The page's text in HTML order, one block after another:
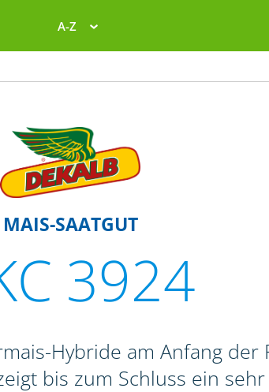
A-Z
MAIS-SAATGUT
3924
Hybride am Anfang
bis zum Schluss ein